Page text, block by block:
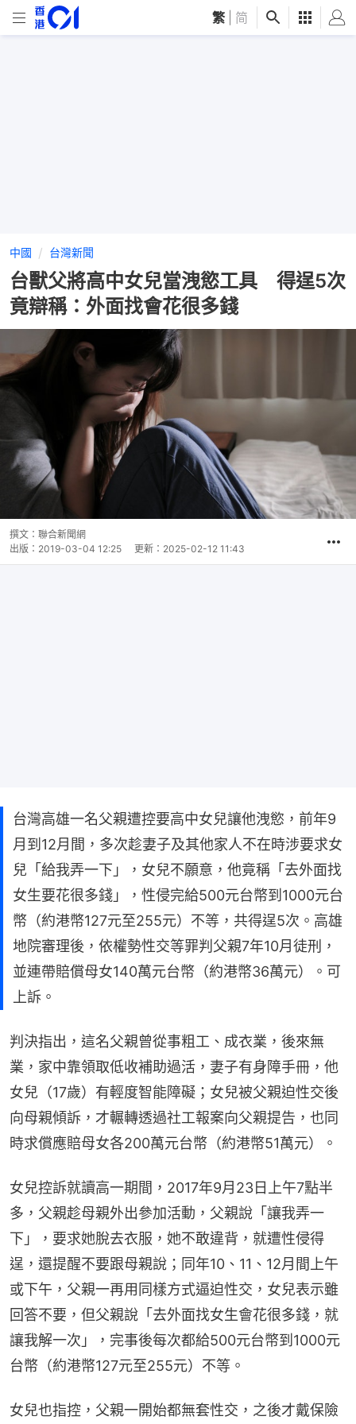
繁 简
中國 台灣新聞
台獸父將高中女兒當洩慾工具 得逞5次
竟辯稱：外面找會花很多錢
撰文： 聯合新聞網
出版： 2019-03-04 12:25 更新： 2025-02-12 11:43
台灣高雄一名父親遭控要高中女兒讓他洩慾，前年9
月到12月間，多次趁妻子及其他家人不在時涉要求女
兒「給我弄一下」，女兒不願意，他竟稱「去外面找
女生要花很多錢」，性侵完給500元台幣到1000元台
幣（約港幣127元至255元）不等，共得逞5次。高雄
地院審理後，依權勢性交等罪判父親7年10月徒刑，
並連帶賠償母女140萬元台幣（約港幣36萬元）。可
上訴。
判決指出，這名父親曾從事粗工、成衣業，後來無
業，家中靠領取低收補助過活，妻子有身障手冊，他
女兒（17歲）有輕度智能障礙；女兒被父親迫性交後
向母親傾訴，才輾轉透過社工報案向父親提告，也同
時求償應賠母女各200萬元台幣（約港幣51萬元）。
女兒控訴就讀高一期間，2017年9月23日上午7點半
多，父親趁母親外出參加活動，父親說「讓我弄一
下」，要求她脫去衣服，她不敢違背，就遭性侵得
逞，還提醒不要跟母親說；同年10、11、12月間上午
或下午，父親一再用同樣方式逼迫性交，女兒表示雖
回答不要，但父親說「去外面找女生會花很多錢，就
讓我解一次」，完事後每次都給500元台幣到1000元
台幣（約港幣127元至255元）不等。
女兒也指控，父親一開始都無套性交，之後才戴保險